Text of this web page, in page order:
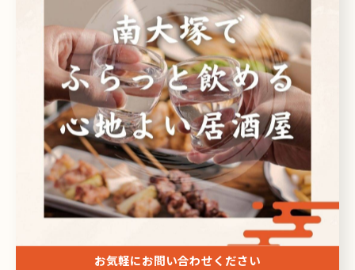
#南大塚
カテゴリー Categories
全てのカテゴリー
日本酒
焼酎
お気軽にお問い合わせください